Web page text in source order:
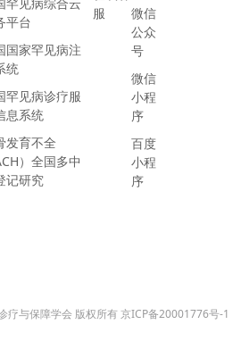
平台
国家罕见病注
统
罕见病诊疗服
息系统
发育不全
）全国多中
记研究
服
微信
公众
号
微信
小程
序
百度
小程
序
疗与保障学会 版权所有 京ICP备20001776号-1